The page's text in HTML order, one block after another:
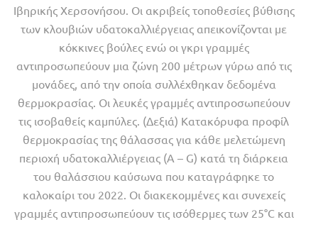
Ιβηρικής Χερσονήσου. Οι ακριβείς τοποθεσίες βύθισης
των κλουβιών υδατοκαλλιέργειας απεικονίζονται με
κόκκινες βούλες ενώ οι γκρι γραμμές
αντιπροσωπεύουν μια ζώνη 200 μέτρων γύρω από τις
μονάδες, από την οποία συλλέχθηκαν δεδομένα
θερμοκρασίας. Οι λευκές γραμμές αντιπροσωπεύουν
τις ισοβαθείς καμπύλες. (Δεξιά) Κατακόρυφα προφίλ
θερμοκρασίας της θάλασσας για κάθε μελετώμενη
περιοχή υδατοκαλλιέργειας (Α – G) κατά τη διάρκεια
του θαλάσσιου καύσωνα που καταγράφηκε το
καλοκαίρι του 2022. Οι διακεκομμένες και συνεχείς
γραμμές αντιπροσωπεύουν τις ισόθερμες των 25°C και